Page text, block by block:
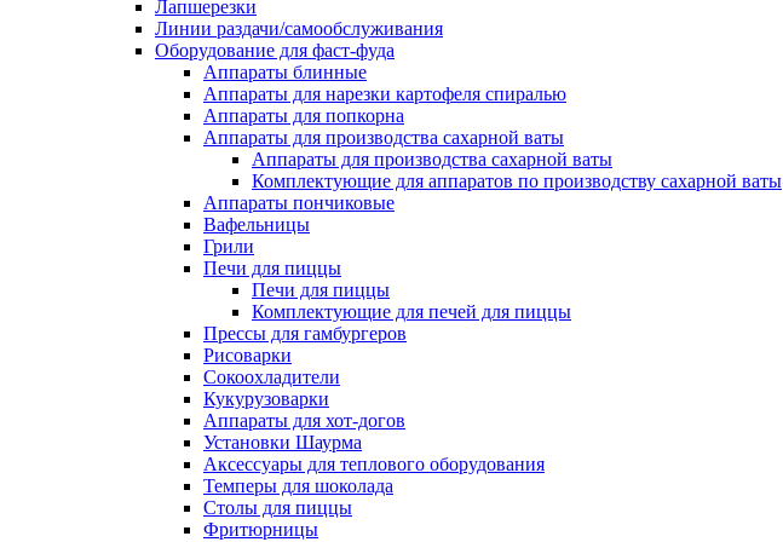
Лапшерезки
Линии раздачи/самообслуживания
Оборудование для фаст-фуда
Аппараты блинные
Аппараты для нарезки картофеля спиралью
Аппараты для попкорна
Аппараты для производства сахарной ваты
Аппараты для производства сахарной ваты
Комплектующие для аппаратов по производству сахарной ваты
Аппараты пончиковые
Вафельницы
Грили
Печи для пиццы
Печи для пиццы
Комплектующие для печей для пиццы
Прессы для гамбургеров
Рисоварки
Сокоохладители
Кукурузоварки
Аппараты для хот-догов
Установки Шаурма
Аксессуары для теплового оборудования
Темперы для шоколада
Столы для пиццы
Фритюрницы